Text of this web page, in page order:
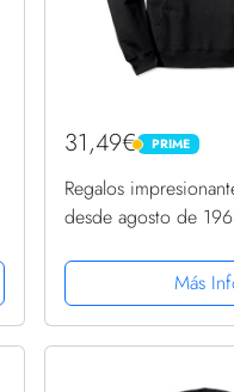
31,49€ PRIME
PRIME
Regalos
desde agosto de
Más